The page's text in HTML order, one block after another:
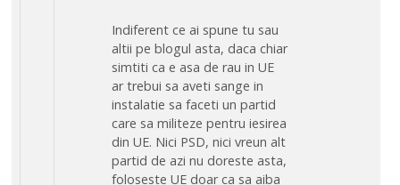
Indiferent ce ai spune tu sau
altii pe blogul asta, daca chiar
simtiti ca e asa de rau in UE
ar trebui sa aveti sange in
instalatie sa faceti un partid
care sa militeze pentru iesirea
din UE. Nici PSD, nici vreun alt
partid de azi nu doreste asta,
foloseste UE doar ca sa aiba